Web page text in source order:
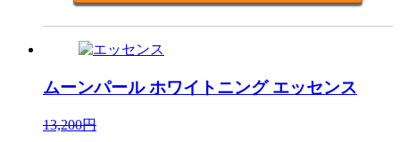
ムーンパール ホワイトニング エッセンス
13,200円